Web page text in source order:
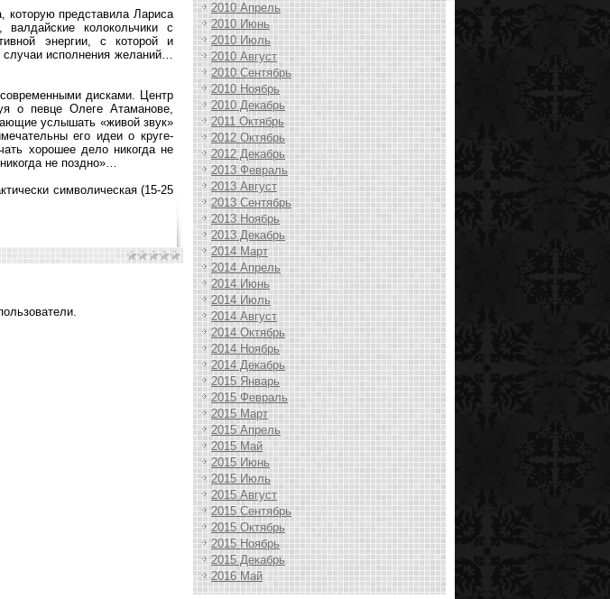
которую представила Лариса
колокольчики с
энергии, с которой и
исполнения желаний…
дисками. Центр
о певце Олеге Атаманове,
услышать «живой звук»
его идеи о круге-
хорошее дело никогда не
не поздно»…
символическая (15-25
2010 Апрель
2010 Июнь
2010 Июль
2010 Август
2010 Сентябрь
2010 Ноябрь
2010 Декабрь
2011 Октябрь
2012 Октябрь
2012 Декабрь
2013 Февраль
2013 Август
2013 Сентябрь
2013 Ноябрь
2013 Декабрь
2014 Март
2014 Апрель
2014 Июнь
2014 Июль
2014 Август
2014 Октябрь
2014 Ноябрь
2014 Декабрь
2015 Январь
2015 Февраль
2015 Март
2015 Апрель
2015 Май
2015 Июнь
2015 Июль
2015 Август
2015 Сентябрь
2015 Октябрь
2015 Ноябрь
2015 Декабрь
2016 Май